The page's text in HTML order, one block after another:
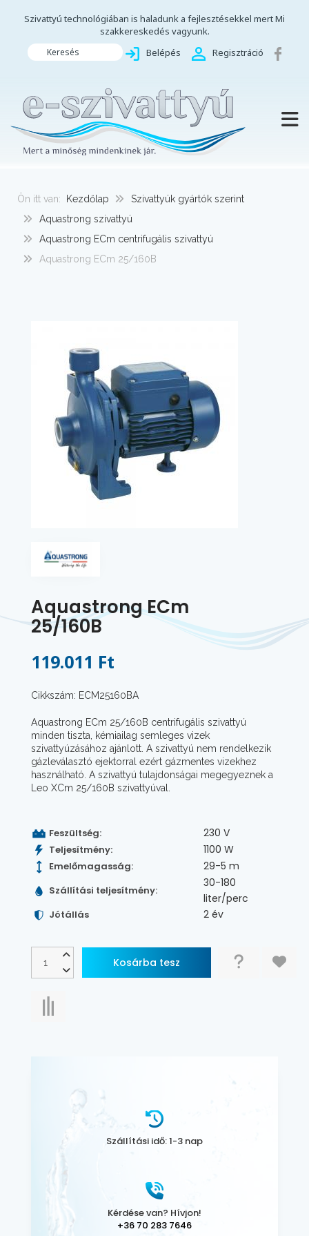
Szivattyú technológiában is haladunk a fejlesztésekkel mert Mi
szakkereskedés vagyunk.
Keresés Belépés Regisztráció
Ön itt van: Kezdőlap
Szivattyúk gyártók szerint
Aquastrong szivattyú
Aquastrong ECm centrifugális szivattyú
Aquastrong ECm 25/160B
Aquastrong ECm
25/160B
119.011 Ft
Cikkszám: ECM25160BA
Aquastrong ECm 25/160B centrifugális szivattyú
minden tiszta, kémiailag semleges vizek
szivattyúzásához ajánlott. A szivattyú nem rendelkezik
gázleválasztó ejektorral ezért gázmentes vizekhez
használható. A szivattyú tulajdonságai megegyeznek a
Leo XCm 25/160B szivattyúval.
Feszültség: 230 V
Teljesítmény: 1100 W
Emelőmagasság: 29-5 m
Szállítási teljesítmény:
30-180
liter/perc
Jótállás 2 év
Szállítási idő: 1-3 nap
Kérdése van? Hívjon!
+36 70 283 7646